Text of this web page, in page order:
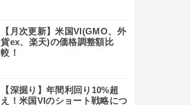
【月次更新】米国VI(GMO、外
貨ex、楽天)の価格調整額比
較！
【深掘り】年間利回り10%超
え！米国VIのショート戦略につ